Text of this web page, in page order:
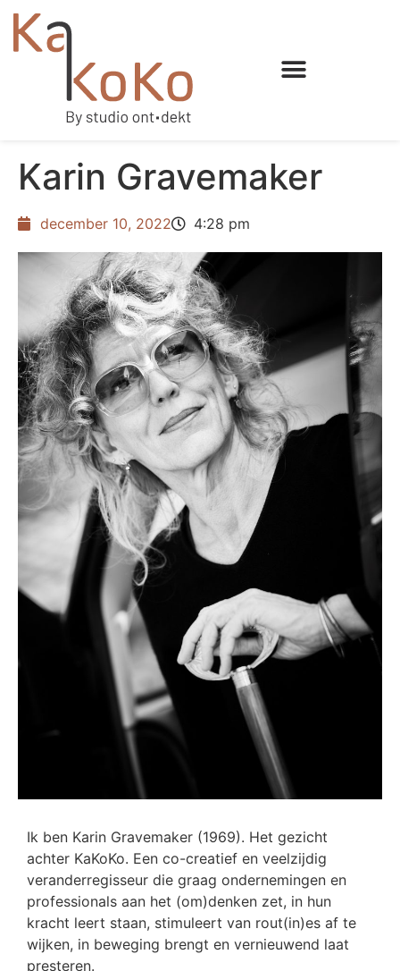
Karin Gravemaker
december 10, 2022 4:28 pm
Ik ben Karin Gravemaker (1969). Het gezicht
achter KaKoKo. Een co-creatief en veelzijdig
veranderregisseur die graag ondernemingen en
professionals aan het (om)denken zet, in hun
kracht leert staan, stimuleert van rout(in)es af te
wijken, in beweging brengt en vernieuwend laat
presteren.